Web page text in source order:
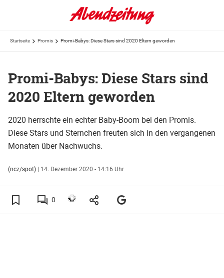
Startseite Promis Promi-Babys: Diese Stars sind 2020 Eltern geworden
Promi-Babys: Diese Stars sind
2020 Eltern geworden
2020 herrschte ein echter Baby-Boom bei den Promis.
Diese Stars und Sternchen freuten sich in den vergangenen
Monaten über Nachwuchs.
(ncz/spot) | 14. Dezember 2020 - 14:16 Uhr
0